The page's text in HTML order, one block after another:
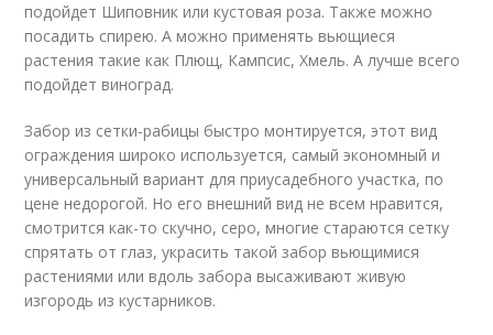
подойдет Шиповник или кустовая роза. Также можно
посадить спирею. А можно применять вьющиеся
растения такие как Плющ, Кампсис, Хмель. А лучше всего
подойдет виноград.
Забор из сетки-рабицы быстро монтируется, этот вид
ограждения широко используется, самый экономный и
универсальный вариант для приусадебного участка, по
цене недорогой. Но его внешний вид не всем нравится,
смотрится как-то скучно, серо, многие стараются сетку
спрятать от глаз, украсить такой забор вьющимися
растениями или вдоль забора высаживают живую
изгородь из кустарников.